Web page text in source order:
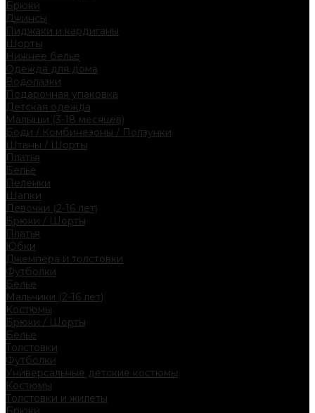
Брюки
Джинсы
Пиджаки и кардиганы
Шорты
Нижнее белье
Одежда для дома
Водолазки
Подарочная упаковка
Детская одежда
Малыши (3-18 месяцев)
Боди / Комбинезоны / Ползунки
Штаны / Шорты
Платья
Белье
Пеленки
Шапки
Девочки (2-16 лет)
Брюки / Шорты
Платья
Юбки
Джемпера и толстовки
Футболки
Белье
Мальчики (2-16 лет)
Костюмы
Брюки / Шорты
Белье
Толстовки
Футболки
Универсальные детские костюмы
Костюмы
Толстовки и жилеты